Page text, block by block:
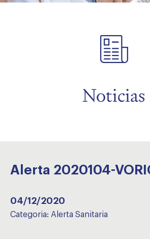
Noticias
Alerta 2020104-
04/12/2020
Categoria: Alerta Sanitaria